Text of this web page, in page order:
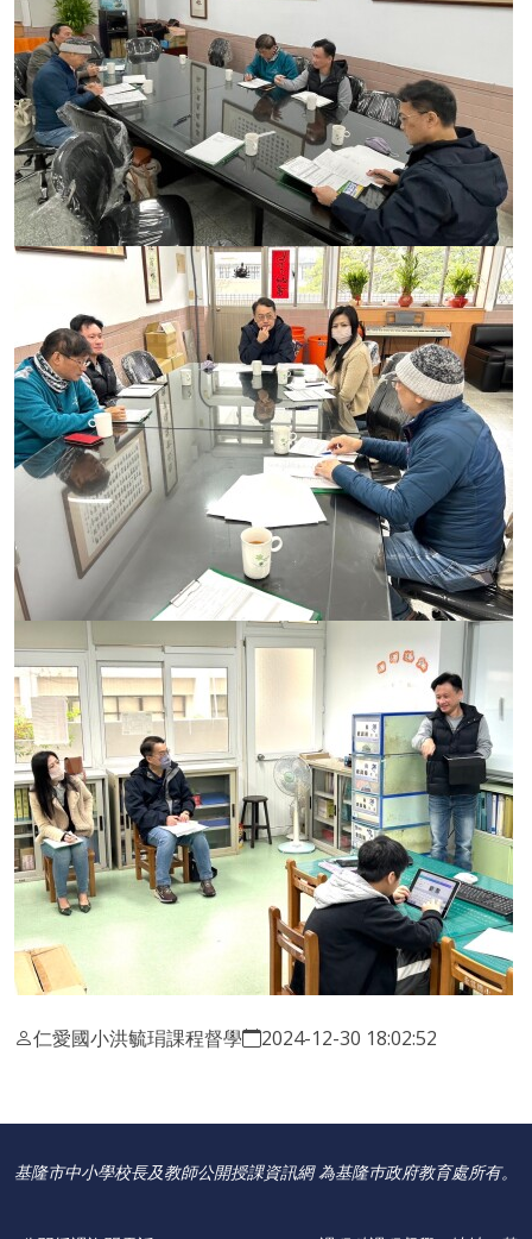
仁愛國小洪毓琄課程督學 2024-12-30 18:02:52
基隆市中小學校長及教師公開授課資訊網 為基隆巿政府教育處所有。